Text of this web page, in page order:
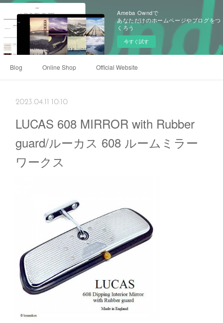
Ameba Owndで
あなただけのホームページやブログをつ
くろう
今すぐ試す
Blog Online Shop Official Website
2023.04.11 10:10
LUCAS 608 MIRROR with Rubber
guard/ルーカス 608 ルームミラー
ワークス